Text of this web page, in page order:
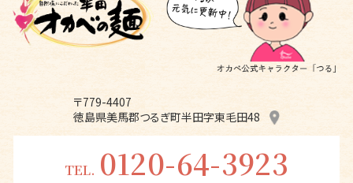
〒779-4407
徳島県美馬郡つるぎ町半田字東毛田48
TEL. 0120-64-3923